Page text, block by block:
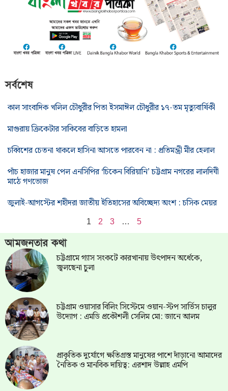
সর্বশেষ
কাল সাংবাদিক খলিল চৌধুরীর পিতা ইসমাঈল চৌধুরীর ১৭-তম মৃত্যুবার্ষিকী
মাগুরায় ক্রিকেটার সাকিবের বাড়িতে হামলা
চব্বিশের চেতনা থাকলে হাসিনা আসতে পারবেন না : প্রতিমন্ত্রী মীর হেলাল
পাঁচ হাজার মানুষ পেল এনসিপির ‘চিকেন বিরিয়ানি’ চট্টগ্রাম নগরের লালদিঘী
মাঠে গণভোজ
জুলাই-আগস্টের শহীদরা জাতীয় ইতিহাসের অবিচ্ছেদ্য অংশ : চসিক মেয়র
1 2 3 … 5
আমজনতার কথা
চট্টগ্রামে গ্যাস সংকটে কারখানায় উৎপাদন অর্ধেকে,
জ্বলছেনা চুলা
চট্টগ্রাম ওয়াসার বিলিং সিস্টেমে ওয়ান-স্টপ সার্ভিস চালুর
উদ্যোগ : এমডি প্রকৌশলী সেলিম মো: জানে আলম
প্রাকৃতিক দুর্যোগে ক্ষতিগ্রস্ত মানুষের পাশে দাঁড়ানো আমাদের
নৈতিক ও মানবিক দায়িত্ব: এরশাদ উল্লাহ এমপি